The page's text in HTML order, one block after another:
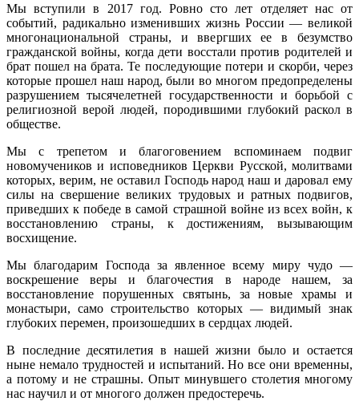
Мы вступили в 2017 год. Ровно сто лет отделяет нас от
событий, радикально изменивших жизнь России — великой
многонациональной страны, и ввергших ее в безумство
гражданской войны, когда дети восстали против родителей и
брат пошел на брата. Те последующие потери и скорби, через
которые прошел наш народ, были во многом предопределены
разрушением тысячелетней государственности и борьбой с
религиозной верой людей, породившими глубокий раскол в
обществе.
Мы с трепетом и благоговением вспоминаем подвиг
новомучеников и исповедников Церкви Русской, молитвами
которых, верим, не оставил Господь народ наш и даровал ему
силы на свершение великих трудовых и ратных подвигов,
приведших к победе в самой страшной войне из всех войн, к
восстановлению страны, к достижениям, вызывающим
восхищение.
Мы благодарим Господа за явленное всему миру чудо —
воскрешение веры и благочестия в народе нашем, за
восстановление порушенных святынь, за новые храмы и
монастыри, само строительство которых — видимый знак
глубоких перемен, произошедших в сердцах людей.
В последние десятилетия в нашей жизни было и остается
ныне немало трудностей и испытаний. Но все они временны,
а потому и не страшны. Опыт минувшего столетия многому
нас научил и от многого должен предостеречь.